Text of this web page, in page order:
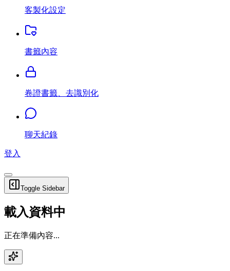
客製化設定
書籤內容
卷證書籤、去識別化
聊天紀錄
登入
Toggle Sidebar
載入資料中
正在準備內容...